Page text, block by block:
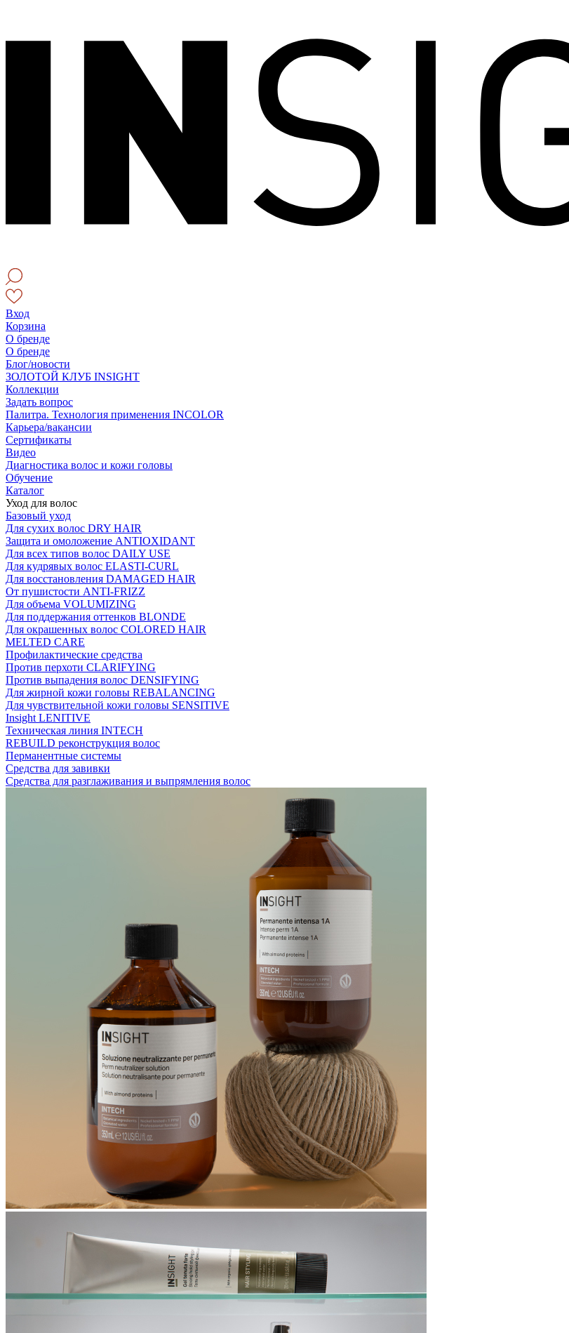
Вход
Корзина
О бренде
О бренде
Блог/новости
ЗОЛОТОЙ КЛУБ INSIGHT
Коллекции
Задать вопрос
Палитра. Технология применения INCOLOR
Карьера/вакансии
Сертификаты
Видео
Диагностика волос и кожи головы
Обучение
Каталог
Уход для волос
Базовый уход
Для сухих волос DRY HAIR
Защита и омоложение ANTIOXIDANT
Для всех типов волос DAILY USE
Для кудрявых волос ELASTI-CURL
Для восстановления DAMAGED HAIR
От пушистости ANTI-FRIZZ
Для объема VOLUMIZING
Для поддержания оттенков BLONDE
Для окрашенных волос COLORED HAIR
MELTED CARE
Профилактические средства
Против перхоти CLARIFYING
Против выпадения волос DENSIFYING
Для жирной кожи головы REBALANCING
Для чувствительной кожи головы SENSITIVE
Insight LENITIVE
Техническая линия INTECH
REBUILD реконструкция волос
Перманентные системы
Средства для завивки
Средства для разглаживания и выпрямления волос